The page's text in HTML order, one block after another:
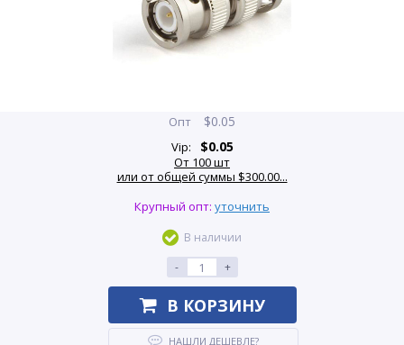
Опт $0.05
Vip: $0.05
От 100 шт
или от общей суммы $300.00...
Крупный опт: уточнить
В наличии
-
+
В КОРЗИНУ
НАШЛИ ДЕШЕВЛЕ?